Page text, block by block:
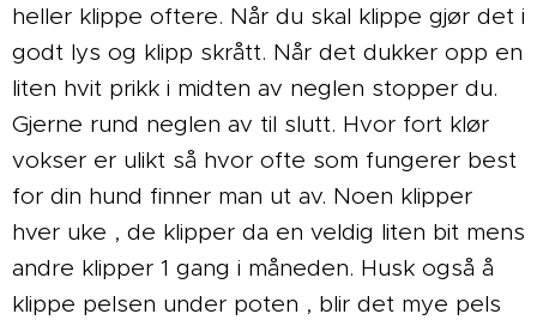
heller klippe oftere. Når du skal klippe gjør det i
godt lys og klipp skrått. Når det dukker opp en
liten hvit prikk i midten av neglen stopper du.
Gjerne rund neglen av til slutt. Hvor fort klør
vokser er ulikt så hvor ofte som fungerer best
for din hund finner man ut av. Noen klipper
hver uke , de klipper da en veldig liten bit mens
andre klipper 1 gang i måneden. Husk også å
klippe pelsen under poten , blir det mye pels